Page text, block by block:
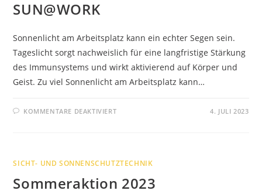
SUN@WORK
Sonnenlicht am Arbeitsplatz kann ein echter Segen sein.
Tageslicht sorgt nachweislich für eine langfristige Stärkung
des Immunsystems und wirkt aktivierend auf Körper und
Geist. Zu viel Sonnenlicht am Arbeitsplatz kann…
KOMMENTARE DEAKTIVIERTFÜR 4. JULI 2023
SICHT- UND SONNENSCHUTZTECHNIK
Sommeraktion 2023